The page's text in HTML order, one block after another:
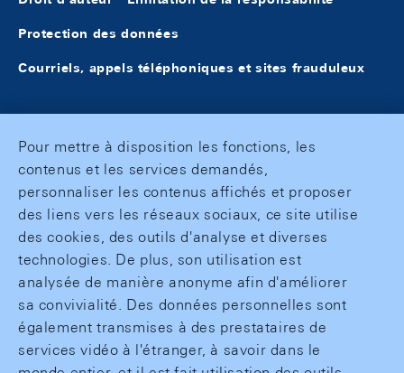
Protection des données
Courriels, appels téléphoniques et sites frauduleux
Pour mettre à disposition les fonctions, les
contenus et les services demandés,
personnaliser les contenus affichés et proposer
des liens vers les réseaux sociaux, ce site utilise
des cookies, des outils d'analyse et diverses
technologies. De plus, son utilisation est
analysée de manière anonyme afin d'améliorer
sa convivialité. Des données personnelles sont
également transmises à des prestataires de
services vidéo à l'étranger, à savoir dans le